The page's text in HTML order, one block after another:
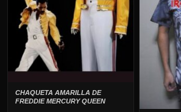
CHAQUETA AMARILLA DE
FREDDIE MERCURY QUEEN